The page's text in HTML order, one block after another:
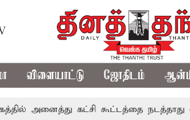
விளையாட்டு ஜோதிடம்
அனைத்து கட்சி கூட்டத்தை நடத்தாது ஏன்?